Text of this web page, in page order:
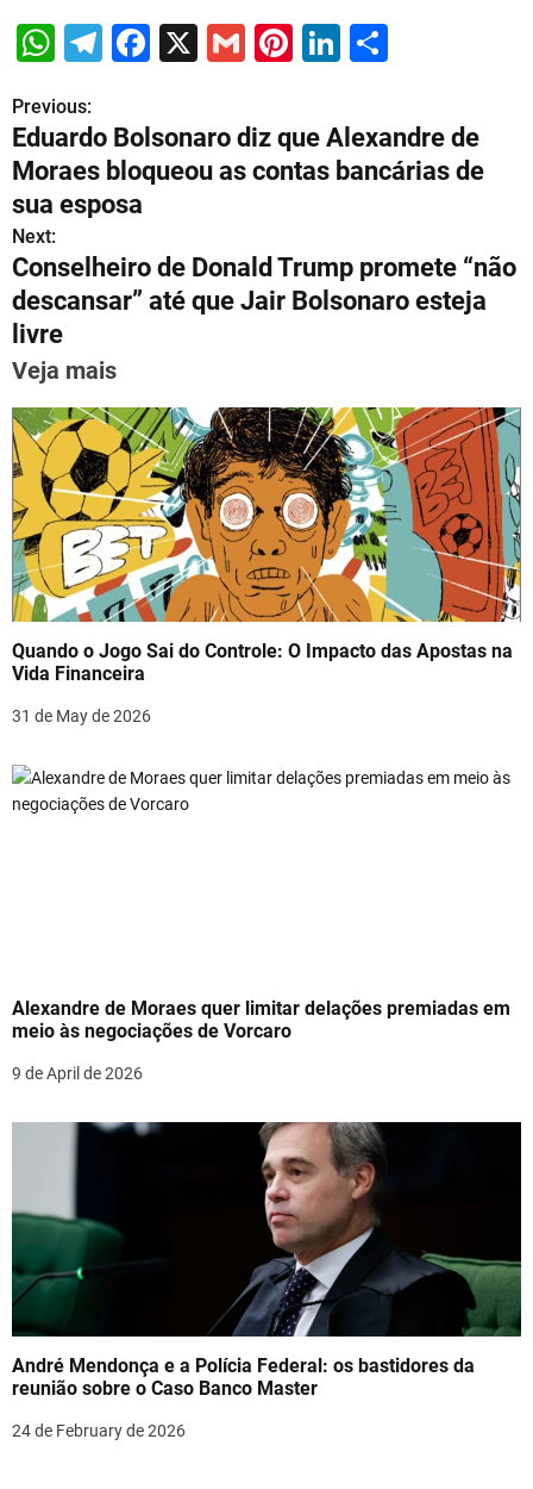
W
at
s
A
p
T
e
gr
a
F
e
b
o
k
X
G
ai
l
Pi
e
st
Li
k
e
dI
ar
e
P
o
s
t
n
a
v
i
g
a
t
i
o
n
Previous:
Eduardo Bolsonaro diz que Alexandre de
Moraes bloqueou as contas bancárias de
sua esposa
Next:
Conselheiro de Donald Trump promete “não
descansar” até que Jair Bolsonaro esteja
livre
Veja mais
Quando o Jogo Sai do Controle: O Impacto das Apostas na
Vida Financeira
31 de May de 2026
Alexandre de Moraes quer limitar delações premiadas em
meio às negociações de Vorcaro
9 de April de 2026
André Mendonça e a Polícia Federal: os bastidores da
reunião sobre o Caso Banco Master
24 de February de 2026